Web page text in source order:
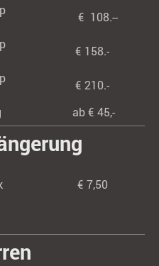
€ 108.--
€ 158.-
€ 210.-
ab € 45,-
€ 7,50